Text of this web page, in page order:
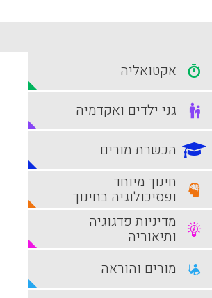
אקטואליה
גני ילדים ואקדמיה
הכשרת מורים
חינוך מיוחד
ופסיכולוגיה בחינוך
מדיניות פדגוגיה
ותיאוריה
מורים והוראה